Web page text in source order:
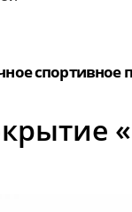
спортивное